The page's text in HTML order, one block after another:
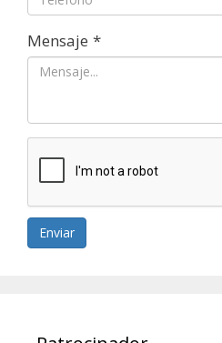
Mensaje *
Enviar